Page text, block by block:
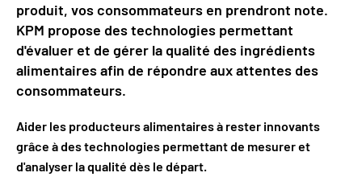
produit, vos consommateurs en prendront note.
KPM propose des technologies permettant
d'évaluer et de gérer la qualité des ingrédients
alimentaires afin de répondre aux attentes des
consommateurs.
Aider les producteurs alimentaires à rester innovants
grâce à des technologies permettant de mesurer et
d'analyser la qualité dès le départ.